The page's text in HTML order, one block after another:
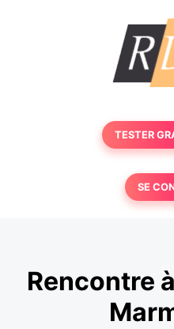
TESTER
SE
Rencontre